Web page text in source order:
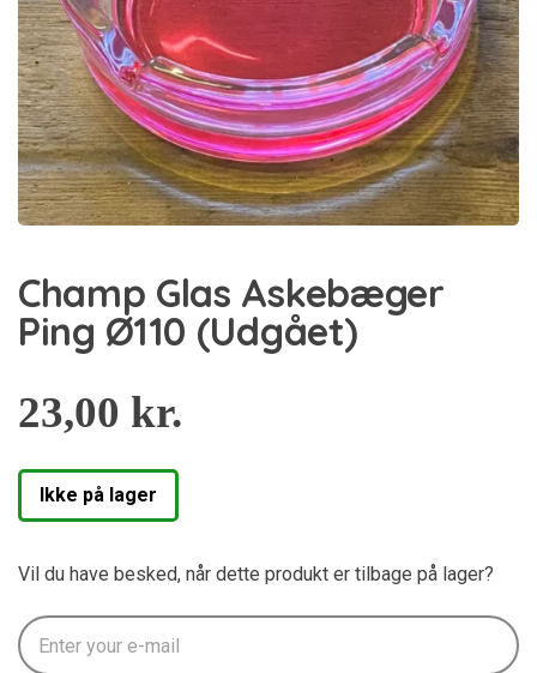
Champ Glas Askebæger
Ping Ø110 (Udgået)
23,00 kr.
Ikke på lager
Vil du have besked, når dette produkt er tilbage på lager?